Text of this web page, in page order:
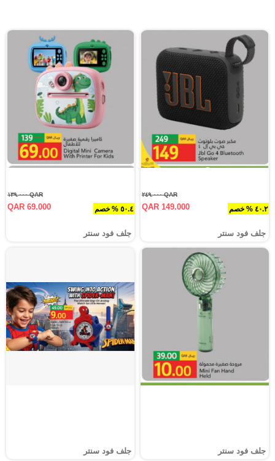
٤٠.٢ % خصم
QAR ٢٤٩.٠٠٠
QAR 149.000
جلف فود سنتر
٥٠.٤ % خصم
QAR ١٣٩.٠٠٠
QAR 69.000
جلف فود سنتر
جلف فود سنتر جلف فود سنتر